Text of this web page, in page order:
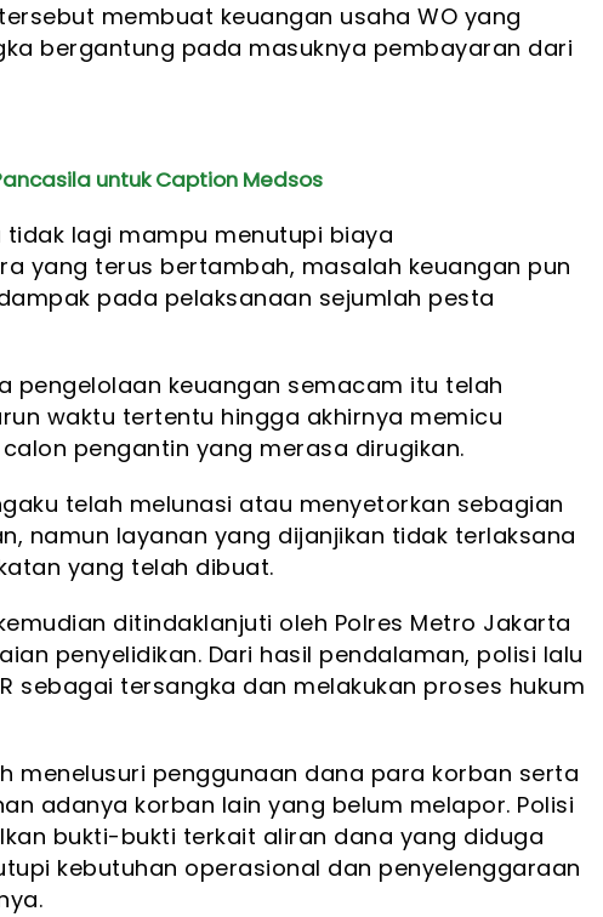
membuat keuangan usaha WO yang
bergantung pada masuknya pembayaran dari
untuk Caption Medsos
lagi mampu menutupi biaya
yang terus bertambah, masalah keuangan pun
pada pelaksanaan sejumlah pesta
pengelolaan keuangan semacam itu telah
waktu tertentu hingga akhirnya memicu
pengantin yang merasa dirugikan.
telah melunasi atau menyetorkan sebagian
namun layanan yang dijanjikan tidak terlaksana
yang telah dibuat.
ditindaklanjuti oleh Polres Metro Jakarta
penyelidikan. Dari hasil pendalaman, polisi lalu
sebagai tersangka dan melakukan proses hukum
menelusuri penggunaan dana para korban serta
adanya korban lain yang belum melapor. Polisi
bukti-bukti terkait aliran dana yang diduga
kebutuhan operasional dan penyelenggaraan